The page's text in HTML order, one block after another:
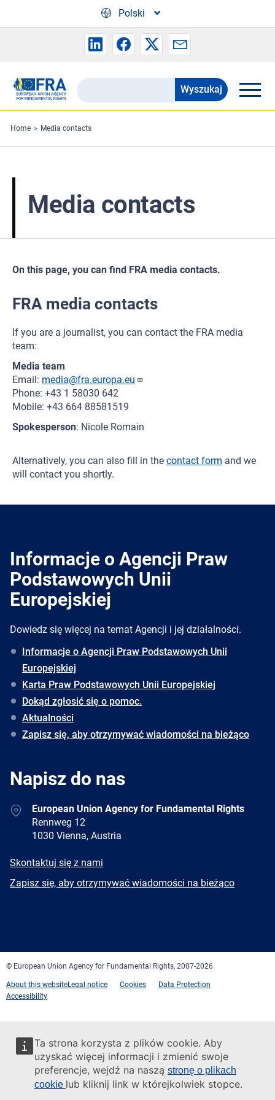
Ta strona korzysta z plików cookie. Aby
uzyskać więcej informacji i zmienić swoje
preferencje, wejdź na naszą stronę o plikach
cookie lub kliknij link w którejkolwiek stopce.
Polski
Search
the
FRA
website
Wyszukaj
Home Media contacts
Media contacts
On this page, you can find FRA media contacts.
FRA media contacts
If you are a journalist, you can contact the FRA media
team:
Media team
Email: media@fra.europa.eu
Phone: +43 1 58030 642
Mobile: +43 664 88581519
Spokesperson: Nicole Romain
Alternatively, you can also fill in the contact form and we
will contact you shortly.
Informacje o Agencji Praw
Podstawowych Unii
Europejskiej
Dowiedz się więcej na temat Agencji i jej działalności.
Informacje o Agencji Praw Podstawowych Unii
Europejskiej
Karta Praw Podstawowych Unii Europejskiej
Dokąd zgłosić się o pomoc.
Aktualności
Zapisz się, aby otrzymywać wiadomości na bieżąco
Napisz do nas
AddressEuropean Union Agency for Fundamental Rights
Rennweg 12
1030 Vienna, Austria
E-
Skontaktuj się z nami
Newsletter
Zapisz się, aby otrzymywać wiadomości na bieżąco
© European Union Agency for Fundamental Rights, 2007-2026
About this websiteLegal notice Cookies
Data Protection
Accessibility